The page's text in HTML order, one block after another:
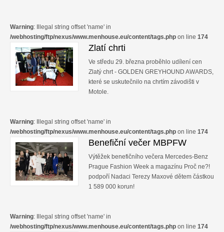
Warning: Illegal string offset 'name' in
/webhosting/ftp/nexus/www.menhouse.eu/content/tags.php on line 174
Zlatí chrti
Ve středu 29. března proběhlo udílení cen
Zlatý chrt - GOLDEN GREYHOUND AWARDS,
které se uskutečnilo na chrtím závodišti v
Motole.
Warning: Illegal string offset 'name' in
/webhosting/ftp/nexus/www.menhouse.eu/content/tags.php on line 174
Benefiční večer MBPFW
Výtěžek benefičního večera Mercedes-Benz
Prague Fashion Week a magazínu Proč ne?!
podpoří Nadaci Terezy Maxové dětem částkou
1 589 000 korun!
Warning: Illegal string offset 'name' in
/webhosting/ftp/nexus/www.menhouse.eu/content/tags.php on line 174